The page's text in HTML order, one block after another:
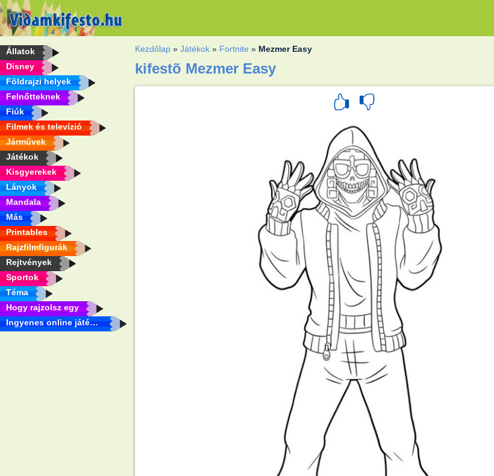
Állatok
Disney
Földrajzi helyek
Felnőtteknek
Fiúk
Filmek és televízió
Járművek
Játékok
Kisgyerekek
Lányok
Mandala
Más
Printables
Rajzfilmfigurák
Rejtvények
Sportok
Téma
Hogy rajzolsz egy
Ingyenes online játékok
Kezdőlap »Játékok » Fortnite » Mezmer Easy
kifestõ Mezmer Easy